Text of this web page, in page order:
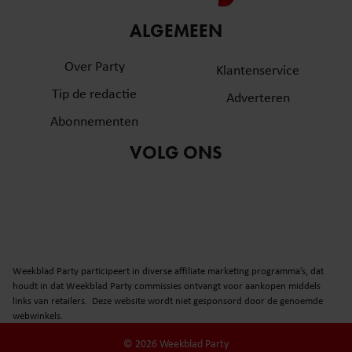
partners voor social media, adverteren en analyse. Deze
informatie die u aan ze heeft verstrekt of die ze hebben
verzameld op basis van uw gebruik van hun services. U
gebruiken.
ALGEMEEN
Over Party
Tip de redactie
Abonnementen
Klantenservice
Adverteren
VOLG ONS
Weekblad Party participeert in diverse affiliate marketing programma’s, dat
houdt in dat Weekblad Party commissies ontvangt voor aankopen middels
links van retailers. Deze website wordt niet gesponsord door de genoemde
webwinkels.
© 2026 Weekblad Party